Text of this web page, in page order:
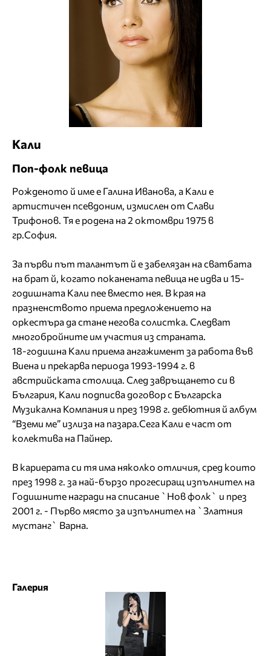
Кали
Поп-фолк певица
Рожденото й име е Галина Иванова, а Кали е
артистичен псевдоним, измислен от Слави
Трифонов. Тя е родена на 2 октомври 1975 в
гр.София.
За първи път талантът й е забелязан на сватбата
на брат й, когато поканената певица не идва и 15-
годишната Кали пее вместо нея. В края на
празненството приема предложението на
оркестъра да стане негова солистка. Следват
многобройните им участия из страната.
18-годишна Кали приема ангажимент за работа във
Виена и прекарва периода 1993-1994 г. в
австрийската столица. След завръщането си в
България, Кали подписва договор с Българска
Музикална Компания и през 1998 г. дебютния й албум
“Вземи ме” излиза на пазара.Сега Кали е част от
колектива на Пайнер.
В кариерата си тя има няколко отличия, сред които
през 1998 г. за най-бързо прогесиращ изпълнител на
Годишните награди на списание `Нов фолк` и през
2001 г. - Първо място за изпълнител на `Златния
мустанг` Варна.
Галерия